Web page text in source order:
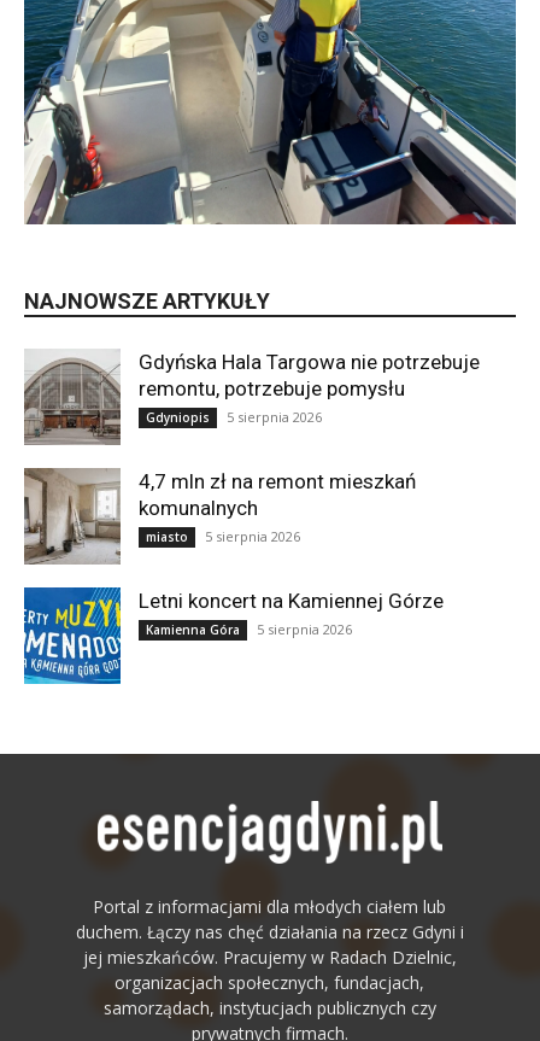
NAJNOWSZE ARTYKUŁY
Gdyńska Hala Targowa nie potrzebuje
remontu, potrzebuje pomysłu
Gdyniopis 5 sierpnia 2026
4,7 mln zł na remont mieszkań
komunalnych
miasto 5 sierpnia 2026
Letni koncert na Kamiennej Górze
Kamienna Góra 5 sierpnia 2026
Portal z informacjami dla młodych ciałem lub
duchem. Łączy nas chęć działania na rzecz Gdyni i
jej mieszkańców. Pracujemy w Radach Dzielnic,
organizacjach społecznych, fundacjach,
samorządach, instytucjach publicznych czy
prywatnych firmach.